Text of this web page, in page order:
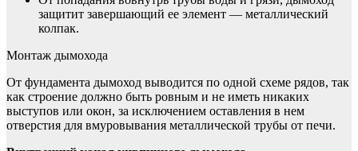
защитит завершающий ее элемент — металлический
колпак.
Монтаж дымохода
От фундамента дымоход выводится по одной схеме рядов, так
как строение должно быть ровным и не иметь никаких
выступов или окон, за исключением оставления в нем
отверстия для вмуровывания металлической трубы от печи.